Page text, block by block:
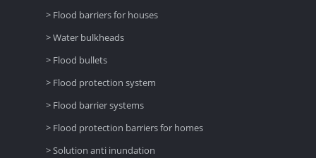
> Flood barriers for houses
> Water bulkheads
> Flood bullets
> Flood protection system
> Flood barrier systems
> Flood protection barriers for homes
> Solution anti inundation